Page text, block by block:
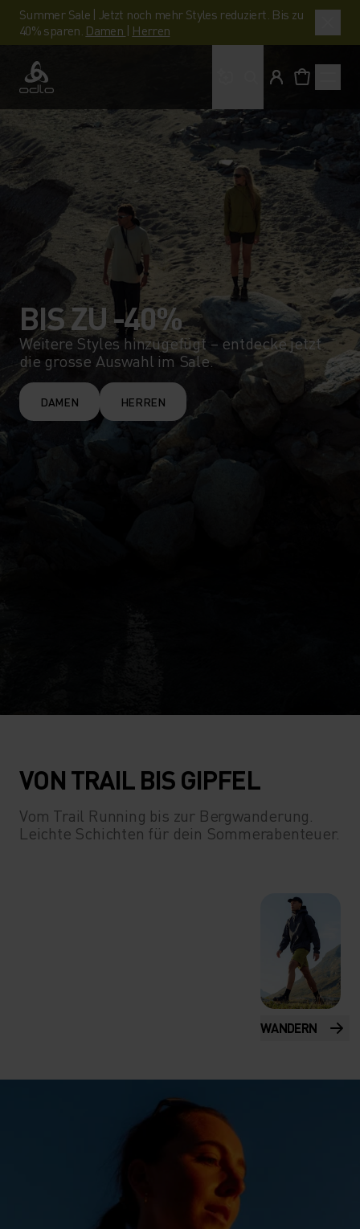
Summer Sale | Jetzt noch mehr Styles reduziert. Bis zu
40% sparen. Damen | Herren
Odlo
BIS ZU -40%
Weitere Styles hinzugefügt – entdecke jetzt
die grosse Auswahl im Sale.
DAMEN HERREN
VON TRAIL BIS GIPFEL
Vom Trail Running bis zur Bergwanderung.
Leichte Schichten für dein Sommerabenteuer.
WANDERN